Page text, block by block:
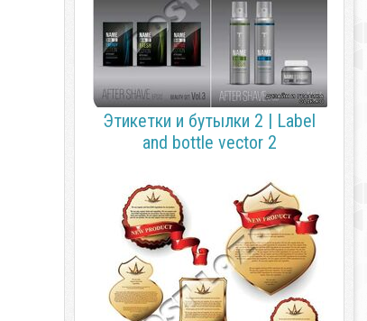
Этикетки и бутылки 2 | Label
and bottle vector 2